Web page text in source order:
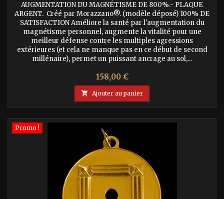
AUGMENTATION DU MAGNÉTISME DE 800%.- PLAQUE
ARGENT. Créé par Morazzano®. (modèle déposé) 100% DE
SATISFACTION Améliore la santé par l'augmentation du
magnétisme personnel, augmente la vitalité pour une
meilleur défense contre les multiples agressions
extérieures (et cela ne manque pas en ce début de second
millénaire), permet un puissant ancrage au sol,...
Prix
158,00 €
 Ajouter au panier
Promo !